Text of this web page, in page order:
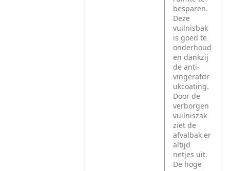
besparen.
Deze
vuilnisbak
is goed te
onderhoud
en dankzij
de anti-
vingerafdr
ukcoating.
Door de
verborgen
vuilniszak
ziet de
afvalbak er
altijd
netjes uit.
De hoge